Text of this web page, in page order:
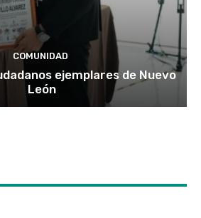
COMUNIDAD
ejemplares de Nuevo
León